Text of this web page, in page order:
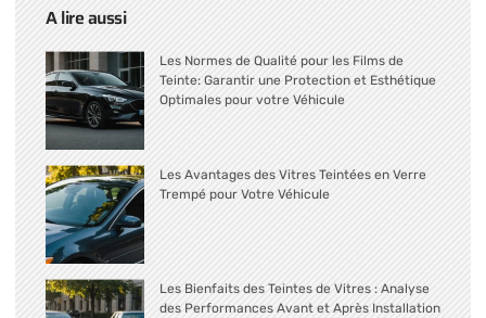
A lire aussi
Les Normes de Qualité pour les Films de
Teinte: Garantir une Protection et Esthétique
Optimales pour votre Véhicule
Les Avantages des Vitres Teintées en Verre
Trempé pour Votre Véhicule
Les Bienfaits des Teintes de Vitres : Analyse
des Performances Avant et Après Installation